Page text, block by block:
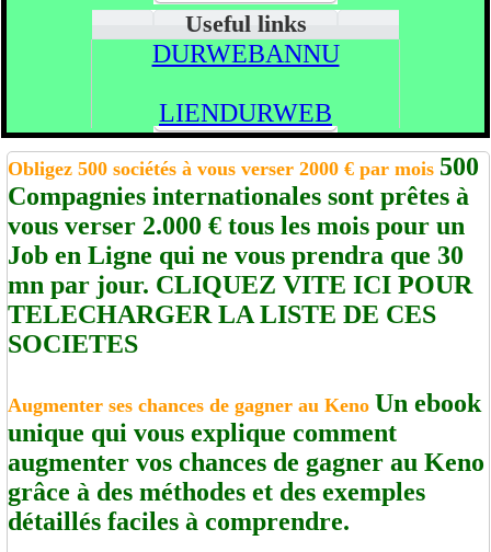
Useful links
DURWEBANNU
LIENDURWEB
Obligez 500 sociétés à vous verser 2000 € par mois 500
Compagnies internationales sont prêtes à
vous verser 2.000 € tous les mois pour un
Job en Ligne qui ne vous prendra que 30
mn par jour. CLIQUEZ VITE ICI POUR
TELECHARGER LA LISTE DE CES
SOCIETES
Augmenter ses chances de gagner au Keno Un ebook
unique qui vous explique comment
augmenter vos chances de gagner au Keno
grâce à des méthodes et des exemples
détaillés faciles à comprendre.